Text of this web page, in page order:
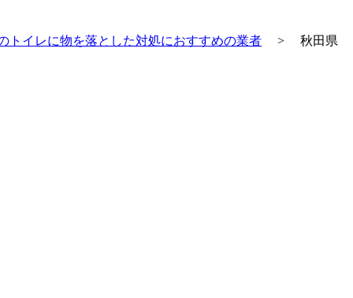
トイレに物を落とした対処におすすめの業者 > 秋田県